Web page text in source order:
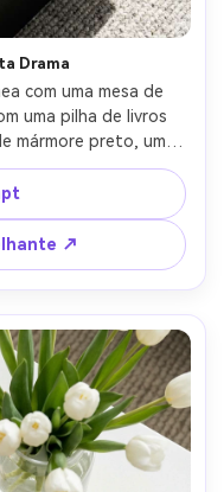
Drama
com uma mesa de
uma pilha de livros
mármore preto, um
e uma única xícara
sombras nítidas,
interior editorial de
e impressões
4:5
↗